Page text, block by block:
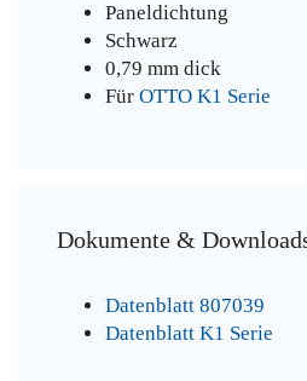
Paneldichtung
Schwarz
0,79 mm dick
Für OTTO K1 Serie
Dokumente &
Datenblatt 807039
Datenblatt K1 Serie